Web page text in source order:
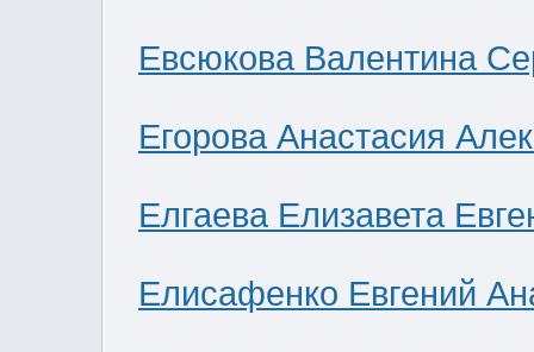
Евсюкова Валентина
Егорова Анастасия
Елгаева Елизавета
Елисафенко Евгений